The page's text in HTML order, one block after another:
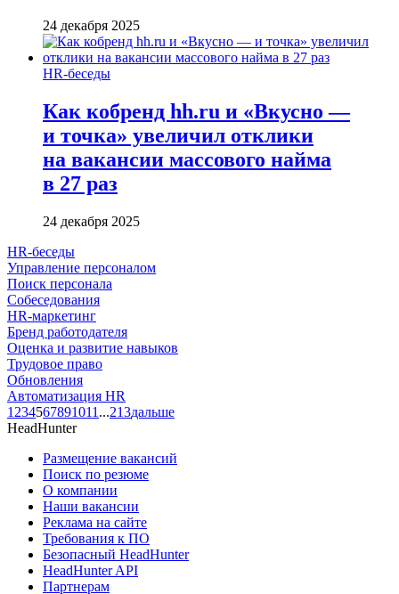
24 декабря 2025
HR-беседы
Как кобренд hh.ru и «Вкусно —
и точка» увеличил отклики
на вакансии массового найма
в 27 раз
24 декабря 2025
HR-беседы
Управление персоналом
Поиск персонала
Собеседования
HR-маркетинг
Бренд работодателя
Оценка и развитие навыков
Трудовое право
Обновления
Автоматизация HR
1 234567891011 ...213дальше
HeadHunter
Размещение вакансий
Поиск по резюме
О компании
Наши вакансии
Реклама на сайте
Требования к ПО
Безопасный HeadHunter
HeadHunter API
Партнерам